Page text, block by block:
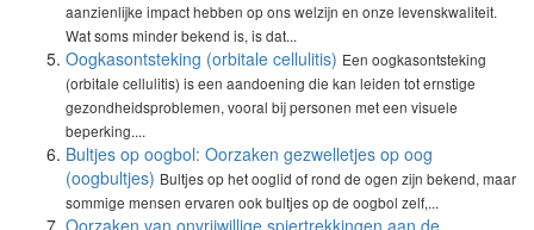
aanzienlijke impact hebben op ons welzijn en onze levenskwaliteit.
Wat soms minder bekend is, is dat...
Oogkasontsteking (orbitale cellulitis) Een oogkasontsteking
(orbitale cellulitis) is een aandoening die kan leiden tot ernstige
gezondheidsproblemen, vooral bij personen met een visuele
beperking....
Bultjes op oogbol: Oorzaken gezwelletjes op oog
(oogbultjes) Bultjes op het ooglid of rond de ogen zijn bekend, maar
sommige mensen ervaren ook bultjes op de oogbol zelf,...
Oorzaken van onvrijwillige spiertrekkingen aan de